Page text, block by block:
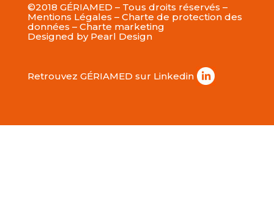
©2018 GÉRIAMED – Tous droits réservés –
Mentions Légales – Charte de protection des
données – Charte marketing
Designed by Pearl Design
Retrouvez GÉRIAMED sur Linkedin